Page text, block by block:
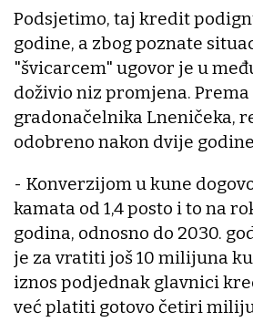
Podsjetimo, taj kredit
godine, a zbog poznate
"švicarcem" ugovor je u
doživio niz promjena.
gradonačelnika Lneničeka,
odobreno nakon dvije
- Konverzijom u kune
kamata od 1,4 posto i to na
godina, odnosno do 2030.
je za vratiti još 10 milijuna
iznos podjednak glavnici
već platiti gotovo četiri